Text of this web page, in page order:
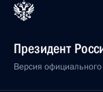
Президент
Версия